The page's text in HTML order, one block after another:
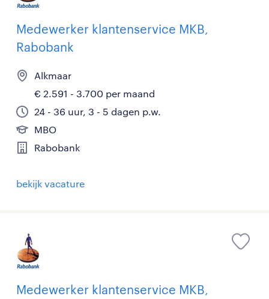
Medewerker klantenservice MKB,
Rabobank
Alkmaar
€ 2.591 - 3.700 per maand
24 - 36 uur, 3 - 5 dagen p.w.
MBO
Rabobank
bekijk vacature
Medewerker klantenservice MKB,